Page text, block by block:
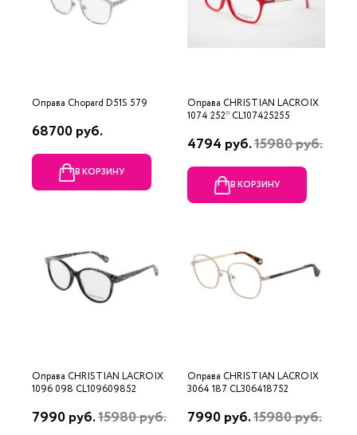
Оправа Chopard D51S 579
68700 руб.
В КОРЗИНУ
Оправа CHRISTIAN LACROIX
1074 252* CL107425255
4794 руб.15980 руб.
В КОРЗИНУ
Оправа CHRISTIAN LACROIX
1096 098 CL109609852
7990 руб.15980 руб.
Оправа CHRISTIAN LACROIX
3064 187 CL306418752
7990 руб.15980 руб.